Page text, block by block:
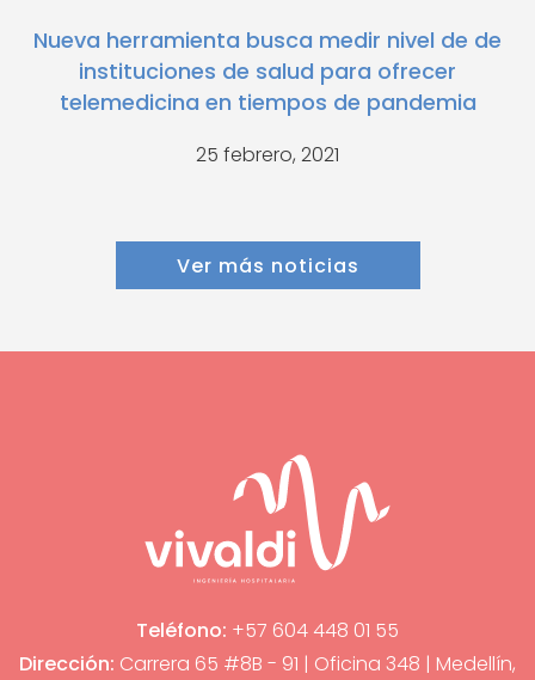
Nueva herramienta busca medir nivel de de
instituciones de salud para ofrecer
telemedicina en tiempos de pandemia
25 febrero, 2021
Ver más noticias
Teléfono: +57 604 448 01 55
Dirección: Carrera 65 #8B - 91 | Oficina 348 | Medellín,